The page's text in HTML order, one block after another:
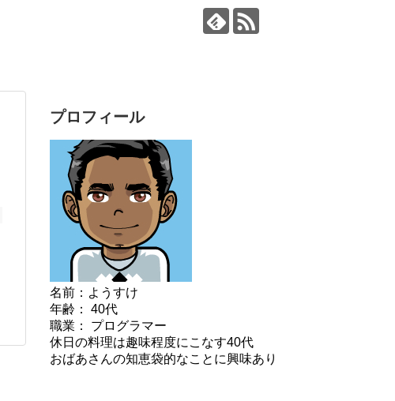
プロフィール
名前：ようすけ
年齢： 40代
職業： プログラマー
休日の料理は趣味程度にこなす40代
おばあさんの知恵袋的なことに興味あり